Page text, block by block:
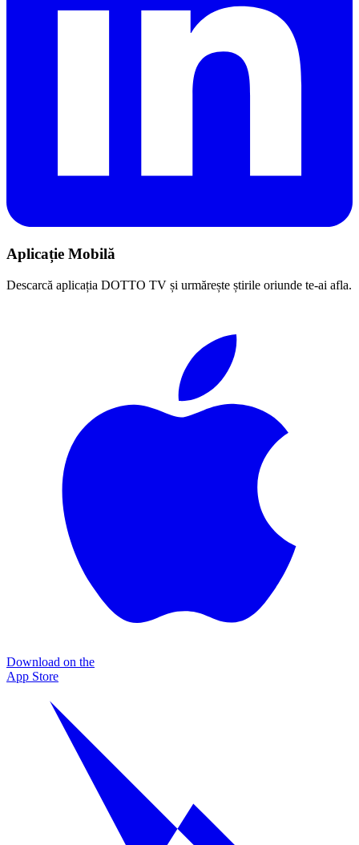
Aplicație Mobilă
Descarcă aplicația DOTTO TV și urmărește știrile oriunde te-ai afla.
Download on the
App Store